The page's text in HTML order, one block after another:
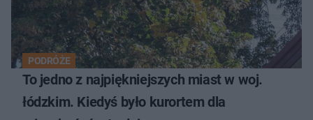
PODRÓŻE
To jedno z najpiękniejszych miast w woj.
łódzkim. Kiedyś było kurortem dla